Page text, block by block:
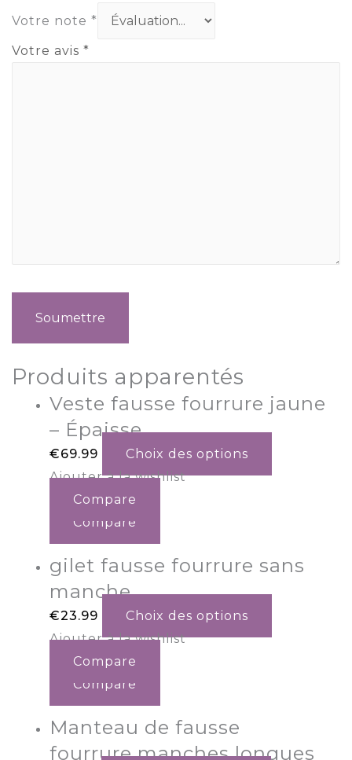
Votre note *
Votre avis *
Produits apparentés
Veste fausse fourrure jaune
– Épaisse
€69.99
Choix des options
Ajouter à la wishlist
Compare
Compare
gilet fausse fourrure sans
manche
€23.99
Choix des options
Ajouter à la wishlist
Compare
Compare
Manteau de fausse
fourrure manches longues